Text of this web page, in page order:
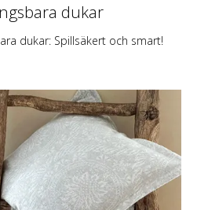
dukar
dukar: Spillsäkert och smart!